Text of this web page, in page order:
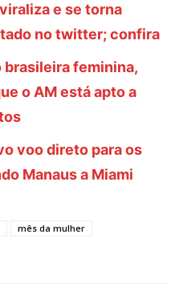
e se torna
no twitter; confira
brasileira feminina,
o AM está apto a
voo direto para os
Manaus a Miami
mês da mulher